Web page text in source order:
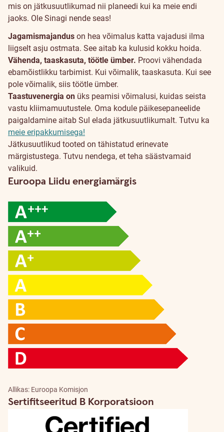
mis on jätkusuutlikumad nii planeedi kui ka meie endi
jaoks. Ole Sinagi nende seas!
Jagamismajandus on hea võimalus katta vajadusi ilma
liigselt asju ostmata. See aitab ka kulusid kokku hoida.
Vähenda, taaskasuta, töötle ümber. Proovi vähendada
ebamõistlikku tarbimist. Kui võimalik, taaskasuta. Kui see
pole võimalik, siis töötle ümber.
Taastuvenergia on üks peamisi võimalusi, kuidas seista
vastu kliimamuutustele. Oma kodule päikesepaneelide
paigaldamine aitab Sul elada jätkusuutlikumalt. Tutvu ka
meie eripakkumisega!
Jätkusuutlikud tooted on tähistatud erinevate
märgistustega. Tutvu nendega, et teha säästvamaid
valikuid.
Euroopa Liidu energiamärgis
Allikas: Euroopa Komisjon
Sertifitseeritud B Korporatsioon